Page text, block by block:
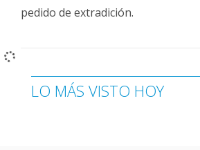
pedido de extradición.
LO MÁS VISTO HOY